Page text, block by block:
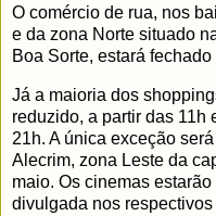
O comércio de rua, nos
e da zona Norte situado
Boa Sorte, estará
Já a maioria dos
reduzido, a partir das 11h
21h. A única exceção
Alecrim, zona Leste da
maio. Os cinemas
divulgada nos respectivos